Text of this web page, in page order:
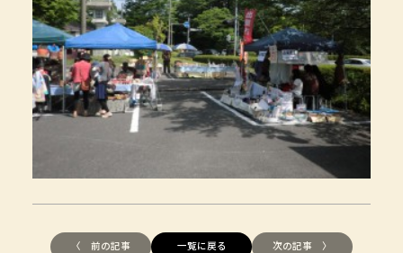
〈 前の記事 一覧に戻る 次の記事 〉